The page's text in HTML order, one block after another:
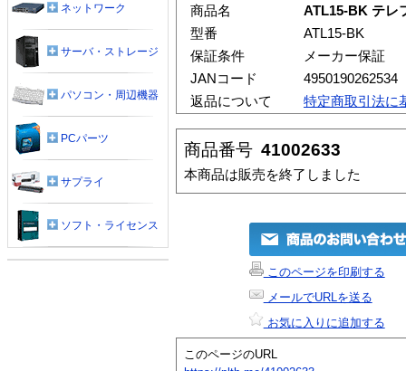
商品名
ATL15-BK テレ
型番
ATL15-BK
保証条件
メーカー保証
JANコード
4950190262534
返品について
特定商取引法に
商品番号 41002633
本商品は販売を終了しました
このページを印刷する
メールでURLを送る
お気に入りに追加する
このページのURL
ネットワーク
サーバ・ストレージ
パソコン・周辺機器
PCパーツ
サプライ
ソフト・ライセンス